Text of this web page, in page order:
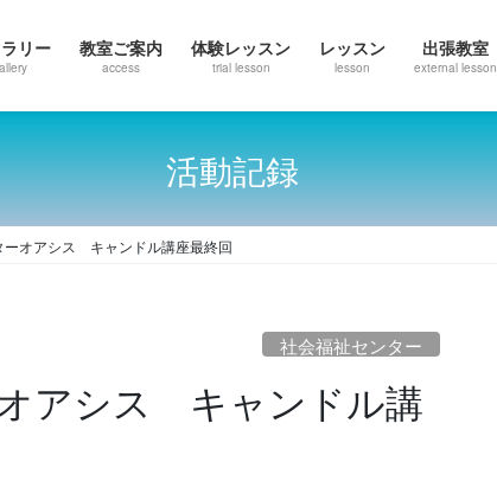
リー 教室ご案内
access
体験レッスン
trial lesson
レッスン
lesson
出張教室
external lesson
活動記録
ーオアシス キャンドル講座最終回
社会福祉センター
アシス キャンドル講